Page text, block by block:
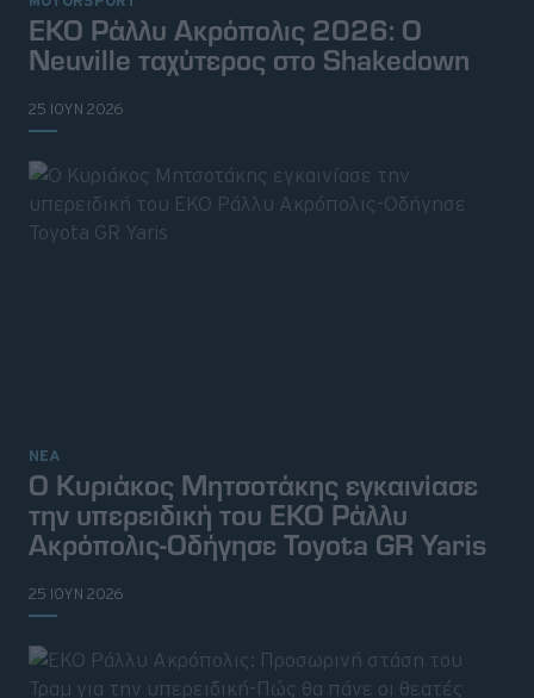
ΕΚΟ Ράλλυ Ακρόπολις 2026: Ο
Neuville ταχύτερος στο Shakedown
25 ΙΟΥΝ 2026
ΝΕΑ
Ο Κυριάκος Μητσοτάκης εγκαινίασε
την υπερειδική του ΕΚΟ Ράλλυ
Ακρόπολις-Οδήγησε Toyota GR Yaris
25 ΙΟΥΝ 2026